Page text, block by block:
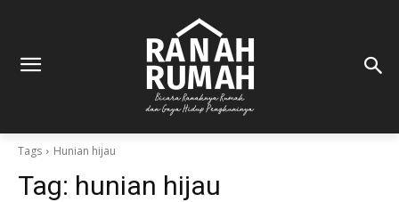
Tags Hunian hijau
Tag: hunian hijau